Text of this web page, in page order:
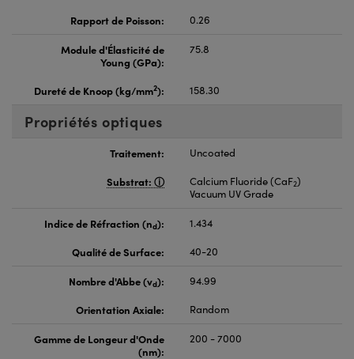
Rapport de Poisson:
0.26
Module d'Élasticité de
Young (GPa):
75.8
Dureté de Knoop (kg/mm2): 158.30
Propriétés optiques
Traitement:
Uncoated
Substrat:
Calcium Fluoride (CaF2)
Vacuum UV Grade
Indice de Réfraction (nd):
1.434
Qualité de Surface:
40-20
Nombre d'Abbe (vd):
94.99
Orientation Axiale:
Random
Gamme de Longeur d'Onde
(nm):
200 - 7000